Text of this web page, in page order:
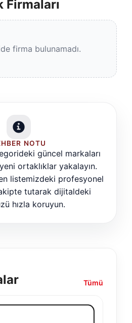
Firmaları
firma bulunamadı.
NOTU
güncel markaları
ortaklıklar yakalayın.
listemizdeki profesyonel
tutarak dijitaldeki
hızla koruyun.
Tümü